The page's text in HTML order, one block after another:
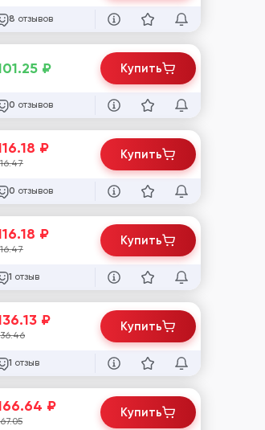
8 отзывов
₽
0 отзывов
Купить
₽
0 отзывов
Купить
₽
1 отзыв
Купить
₽
1 отзыв
Купить
₽ Купить